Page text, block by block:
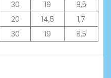
30 19
8,5
20 14,5
1,7
30 19 8,5